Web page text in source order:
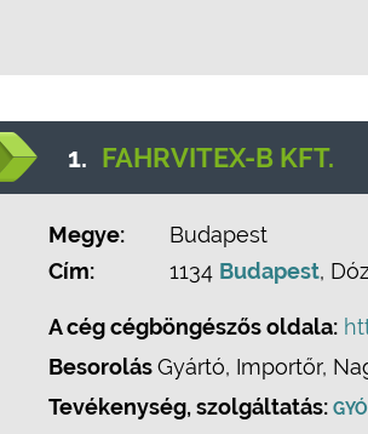
1. FAHRVITEX-B KFT.
Megye:
Budapest
Cím:
1134 Budapest,
A cég cégböngészős oldala:
BesorolásGyártó, Importőr,
Tevékenység, szolgáltatás: